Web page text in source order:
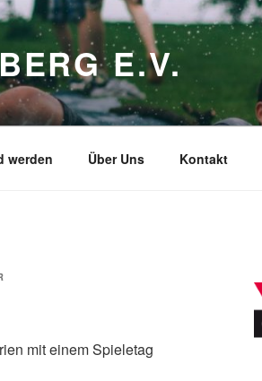
E.V.
werden Über Uns Kontakt
mit einem Spieletag